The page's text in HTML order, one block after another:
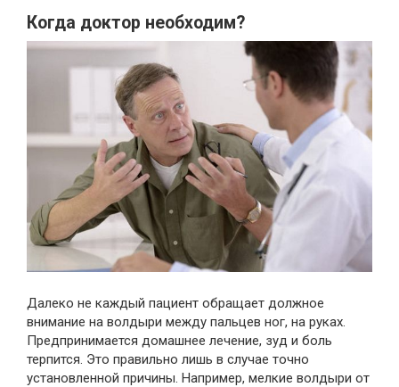
Когда доктор необходим?
Далеко не каждый пациент обращает должное
внимание на волдыри между пальцев ног, на руках.
Предпринимается домашнее лечение, зуд и боль
терпится. Это правильно лишь в случае точно
установленной причины. Например, мелкие волдыри от